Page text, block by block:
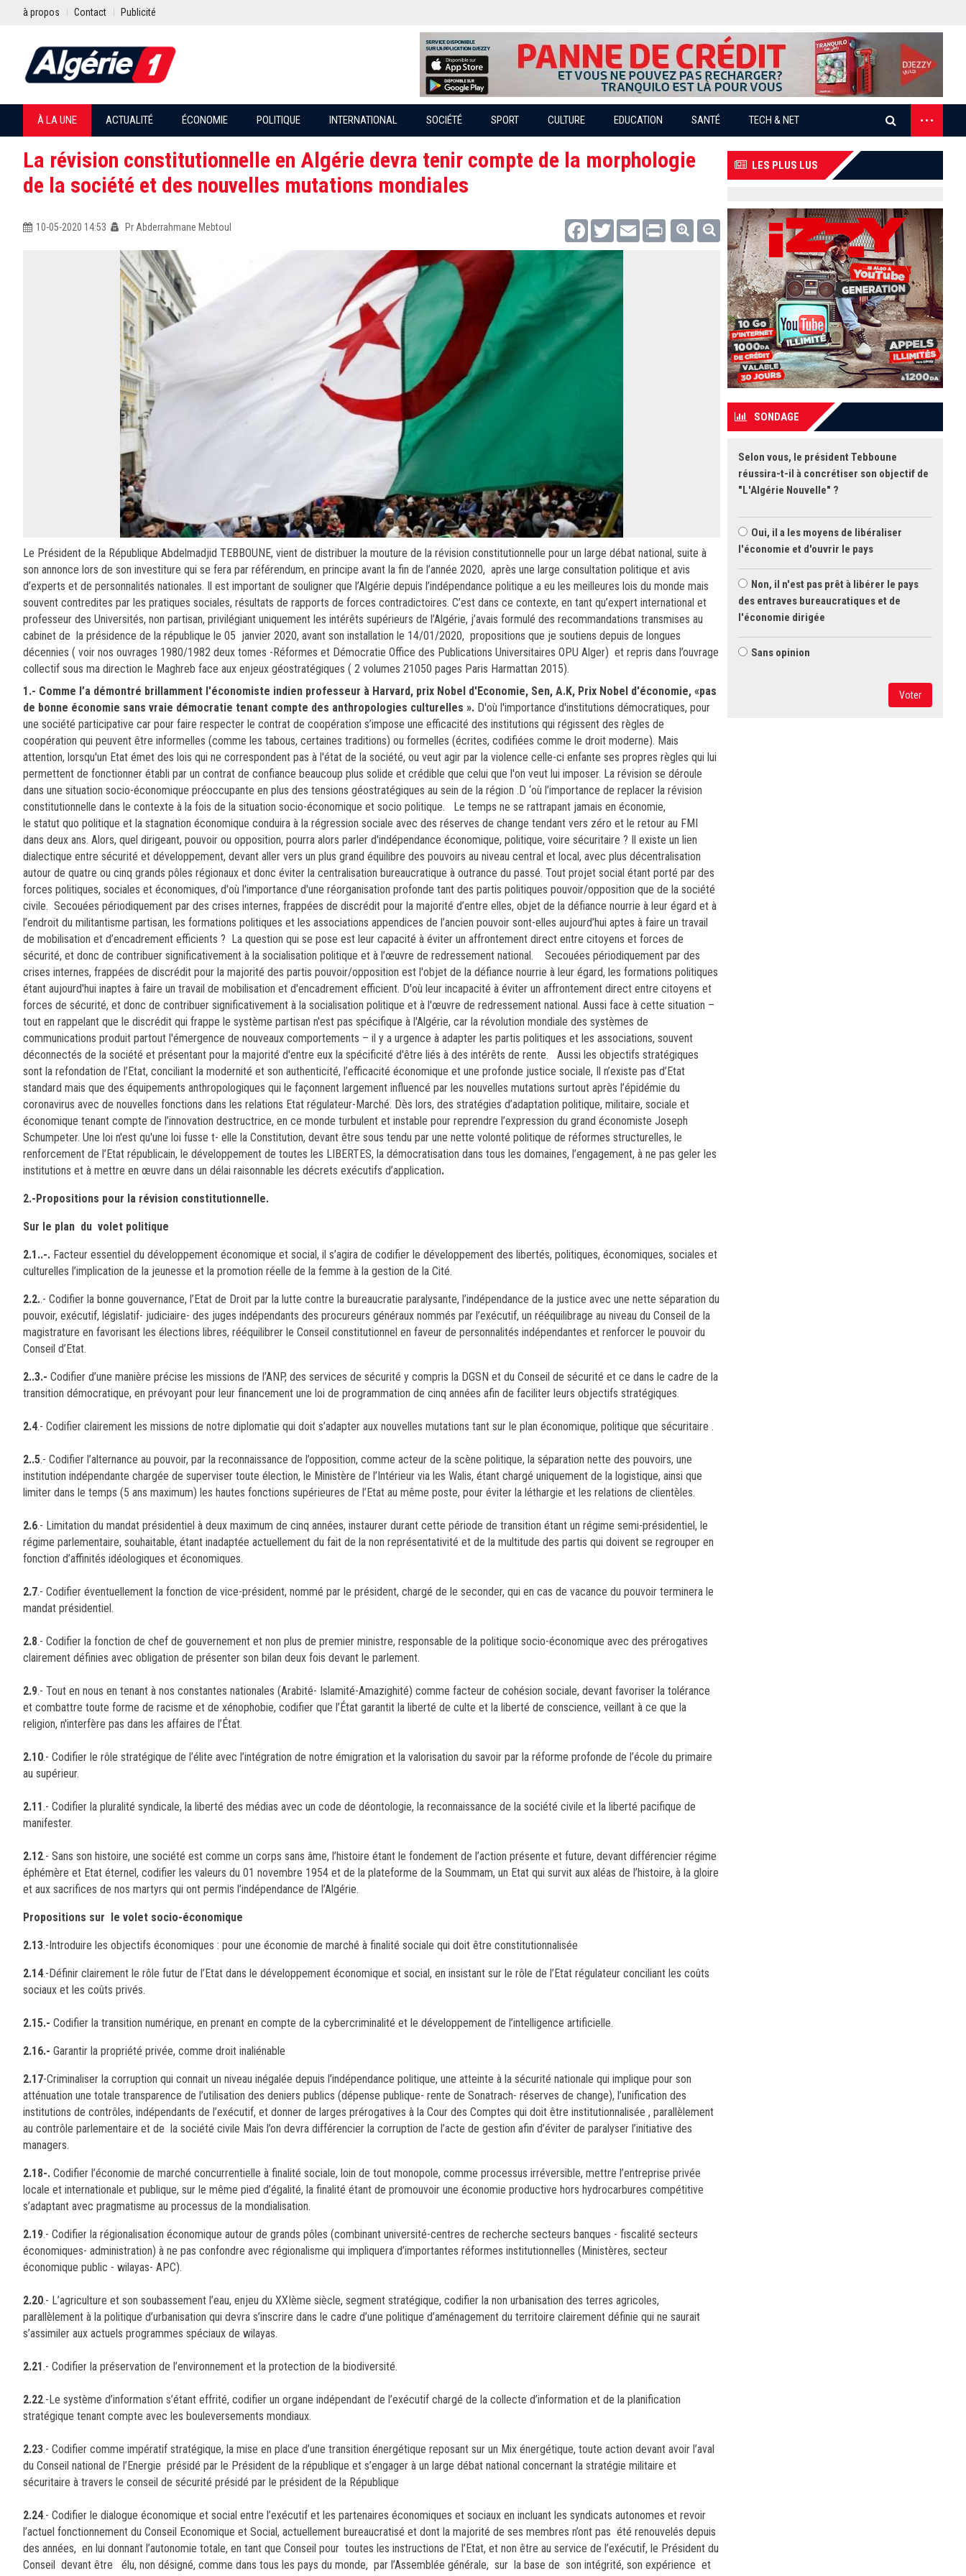
à propos Contact Publicité
À LA UNE ACTUALITÉ ÉCONOMIE POLITIQUE INTERNATIONAL SOCIÉTÉ SPORT CULTURE EDUCATION SANTÉ TECH & NET
...
La révision constitutionnelle en Algérie devra tenir compte de la morphologie
de la société et des nouvelles mutations mondiales
10-05-2020 14:53 Pr Abderrahmane Mebtoul FacebookTwitter Email Print
Le Président de la République Abdelmadjid TEBBOUNE, vient de distribuer la mouture de la révision constitutionnelle pour un large débat national, suite à
son annonce lors de son investiture qui se fera par référendum, en principe avant la fin de l’année 2020, après une large consultation politique et avis
d’experts et de personnalités nationales. Il est important de souligner que l’Algérie depuis l’indépendance politique a eu les meilleures lois du monde mais
souvent contredites par les pratiques sociales, résultats de rapports de forces contradictoires. C’est dans ce contexte, en tant qu’expert international et
professeur des Universités, non partisan, privilégiant uniquement les intérêts supérieurs de l’Algérie, j’avais formulé des recommandations transmises au
cabinet de la présidence de la république le 05 janvier 2020, avant son installation le 14/01/2020, propositions que je soutiens depuis de longues
décennies ( voir nos ouvrages 1980/1982 deux tomes -Réformes et Démocratie Office des Publications Universitaires OPU Alger) et repris dans l’ouvrage
collectif sous ma direction le Maghreb face aux enjeux géostratégiques ( 2 volumes 21050 pages Paris Harmattan 2015).
1.- Comme l’a démontré brillamment l'économiste indien professeur à Harvard, prix Nobel d'Economie, Sen, A.K, Prix Nobel d'économie, «pas
de bonne économie sans vraie démocratie tenant compte des anthropologies culturelles ». D'où l'importance d'institutions démocratiques, pour
une société participative car pour faire respecter le contrat de coopération s’impose une efficacité des institutions qui régissent des règles de
coopération qui peuvent être informelles (comme les tabous, certaines traditions) ou formelles (écrites, codifiées comme le droit moderne). Mais
attention, lorsqu'un Etat émet des lois qui ne correspondent pas à l'état de la société, ou veut agir par la violence celle-ci enfante ses propres règles qui lui
permettent de fonctionner établi par un contrat de confiance beaucoup plus solide et crédible que celui que l'on veut lui imposer. La révision se déroule
dans une situation socio-économique préoccupante en plus des tensions géostratégiques au sein de la région .D ‘où l’importance de replacer la révision
constitutionnelle dans le contexte à la fois de la situation socio-économique et socio politique. Le temps ne se rattrapant jamais en économie,
le statut quo politique et la stagnation économique conduira à la régression sociale avec des réserves de change tendant vers zéro et le retour au FMI
dans deux ans. Alors, quel dirigeant, pouvoir ou opposition, pourra alors parler d'indépendance économique, politique, voire sécuritaire ? Il existe un lien
dialectique entre sécurité et développement, devant aller vers un plus grand équilibre des pouvoirs au niveau central et local, avec plus décentralisation
autour de quatre ou cinq grands pôles régionaux et donc éviter la centralisation bureaucratique à outrance du passé. Tout projet social étant porté par des
forces politiques, sociales et économiques, d'où l'importance d'une réorganisation profonde tant des partis politiques pouvoir/opposition que de la société
civile. Secouées périodiquement par des crises internes, frappées de discrédit pour la majorité d’entre elles, objet de la défiance nourrie à leur égard et à
l’endroit du militantisme partisan, les formations politiques et les associations appendices de l’ancien pouvoir sont-elles aujourd’hui aptes à faire un travail
de mobilisation et d’encadrement efficients ? La question qui se pose est leur capacité à éviter un affrontement direct entre citoyens et forces de
sécurité, et donc de contribuer significativement à la socialisation politique et à l’œuvre de redressement national. Secouées périodiquement par des
crises internes, frappées de discrédit pour la majorité des partis pouvoir/opposition est l'objet de la défiance nourrie à leur égard, les formations politiques
étant aujourd'hui inaptes à faire un travail de mobilisation et d'encadrement efficient. D'où leur incapacité à éviter un affrontement direct entre citoyens et
forces de sécurité, et donc de contribuer significativement à la socialisation politique et à l'œuvre de redressement national. Aussi face à cette situation –
tout en rappelant que le discrédit qui frappe le système partisan n'est pas spécifique à l'Algérie, car la révolution mondiale des systèmes de
communications produit partout l'émergence de nouveaux comportements – il y a urgence à adapter les partis politiques et les associations, souvent
déconnectés de la société et présentant pour la majorité d'entre eux la spécificité d'être liés à des intérêts de rente.
Aussi les objectifs stratégiques
sont la refondation de l’Etat, conciliant la modernité et son authenticité, l’efficacité économique et une profonde justice sociale, Il n’existe pas d’Etat
standard mais que des équipements anthropologiques qui le façonnent largement influencé par les nouvelles mutations surtout après l’épidémie du
coronavirus avec de nouvelles fonctions dans les relations Etat régulateur-Marché. Dès lors, des stratégies d’adaptation politique, militaire, sociale et
économique tenant compte de l’innovation destructrice, en ce monde turbulent et instable pour reprendre l’expression du grand économiste Joseph
Schumpeter. Une loi n'est qu'une loi fusse t- elle la Constitution, devant être sous tendu par une nette volonté politique de réformes structurelles, le
renforcement de l’Etat républicain, le développement de toutes les LIBERTES, la démocratisation dans tous les domaines, l’engagement, à ne pas geler les
institutions et à mettre en œuvre dans un délai raisonnable les décrets exécutifs d’application.
2.-Propositions pour la révision constitutionnelle.
Sur le plan du volet politique
2.1..-. Facteur essentiel du développement économique et social, il s’agira de codifier le développement des libertés, politiques, économiques, sociales et
culturelles l’implication de la jeunesse et la promotion réelle de la femme à la gestion de la Cité.
2.2..- Codifier la bonne gouvernance, l’Etat de Droit par la lutte contre la bureaucratie paralysante, l’indépendance de la justice avec une nette séparation du
pouvoir, exécutif, législatif- judiciaire- des juges indépendants des procureurs généraux nommés par l’exécutif, un rééquilibrage au niveau du Conseil de la
magistrature en favorisant les élections libres, rééquilibrer le Conseil constitutionnel en faveur de personnalités indépendantes et renforcer le pouvoir du
Conseil d’Etat.
2..3.- Codifier d’une manière précise les missions de l’ANP, des services de sécurité y compris la DGSN et du Conseil de sécurité et ce dans le cadre de la
transition démocratique, en prévoyant pour leur financement une loi de programmation de cinq années afin de faciliter leurs objectifs stratégiques.
2.4.- Codifier clairement les missions de notre diplomatie qui doit s’adapter aux nouvelles mutations tant sur le plan économique, politique que sécuritaire .
2..5.- Codifier l’alternance au pouvoir, par la reconnaissance de l’opposition, comme acteur de la scène politique, la séparation nette des pouvoirs, une
institution indépendante chargée de superviser toute élection, le Ministère de l’Intérieur via les Walis, étant chargé uniquement de la logistique, ainsi que
limiter dans le temps (5 ans maximum) les hautes fonctions supérieures de l’Etat au même poste, pour éviter la léthargie et les relations de clientèles.
2.6.- Limitation du mandat présidentiel à deux maximum de cinq années, instaurer durant cette période de transition étant un régime semi-présidentiel, le
régime parlementaire, souhaitable, étant inadaptée actuellement du fait de la non représentativité et de la multitude des partis qui doivent se regrouper en
fonction d’affinités idéologiques et économiques.
2.7.- Codifier éventuellement la fonction de vice-président, nommé par le président, chargé de le seconder, qui en cas de vacance du pouvoir terminera le
mandat présidentiel.
2.8.- Codifier la fonction de chef de gouvernement et non plus de premier ministre, responsable de la politique socio-économique avec des prérogatives
clairement définies avec obligation de présenter son bilan deux fois devant le parlement.
2.9.- Tout en nous en tenant à nos constantes nationales (Arabité- Islamité-Amazighité) comme facteur de cohésion sociale, devant favoriser la tolérance
et combattre toute forme de racisme et de xénophobie, codifier que l’État garantit la liberté de culte et la liberté de conscience, veillant à ce que la
religion, n'interfère pas dans les affaires de l’État.
2.10.- Codifier le rôle stratégique de l’élite avec l’intégration de notre émigration et la valorisation du savoir par la réforme profonde de l’école du primaire
au supérieur.
2.11.- Codifier la pluralité syndicale, la liberté des médias avec un code de déontologie, la reconnaissance de la société civile et la liberté pacifique de
manifester.
2.12.- Sans son histoire, une société est comme un corps sans âme, l’histoire étant le fondement de l’action présente et future, devant différencier régime
éphémère et Etat éternel, codifier les valeurs du 01 novembre 1954 et de la plateforme de la Soummam, un Etat qui survit aux aléas de l’histoire, à la gloire
et aux sacrifices de nos martyrs qui ont permis l’indépendance de l’Algérie.
Propositions sur le volet socio-économique
2.13.-Introduire les objectifs économiques : pour une économie de marché à finalité sociale qui doit être constitutionnalisée
2.14.-Définir clairement le rôle futur de l’Etat dans le développement économique et social, en insistant sur le rôle de l’Etat régulateur conciliant les coûts
sociaux et les coûts privés.
2.15.- Codifier la transition numérique, en prenant en compte de la cybercriminalité et le développement de l’intelligence artificielle.
2.16.- Garantir la propriété privée, comme droit inaliénable
2.17-Criminaliser la corruption qui connait un niveau inégalée depuis l’indépendance politique, une atteinte à la sécurité nationale qui implique pour son
atténuation une totale transparence de l’utilisation des deniers publics (dépense publique- rente de Sonatrach- réserves de change), l’unification des
institutions de contrôles, indépendants de l’exécutif, et donner de larges prérogatives à la Cour des Comptes qui doit être institutionnalisée , parallèlement
au contrôle parlementaire et de la société civile Mais l’on devra différencier la corruption de l’acte de gestion afin d’éviter de paralyser l’initiative des
managers.
2.18-. Codifier l’économie de marché concurrentielle à finalité sociale, loin de tout monopole, comme processus irréversible, mettre l’entreprise privée
locale et internationale et publique, sur le même pied d’égalité, la finalité étant de promouvoir une économie productive hors hydrocarbures compétitive
s’adaptant avec pragmatisme au processus de la mondialisation.
2.19.- Codifier la régionalisation économique autour de grands pôles (combinant université-centres de recherche secteurs banques - fiscalité secteurs
économiques- administration) à ne pas confondre avec régionalisme qui impliquera d’importantes réformes institutionnelles (Ministères, secteur
économique public - wilayas- APC).
2.20.- L’agriculture et son soubassement l’eau, enjeu du XXIème siècle, segment stratégique, codifier la non urbanisation des terres agricoles,
parallèlement à la politique d’urbanisation qui devra s’inscrire dans le cadre d’une politique d’aménagement du territoire clairement définie qui ne saurait
s’assimiler aux actuels programmes spéciaux de wilayas.
2.21.- Codifier la préservation de l’environnement et la protection de la biodiversité.
2.22.-Le système d’information s’étant effrité, codifier un organe indépendant de l’exécutif chargé de la collecte d’information et de la planification
stratégique tenant compte avec les bouleversements mondiaux.
2.23.- Codifier comme impératif stratégique, la mise en place d’une transition énergétique reposant sur un Mix énergétique, toute action devant avoir l’aval
du Conseil national de l’Energie présidé par le Président de la république et s’engager à un large débat national concernant la stratégie militaire et
sécuritaire à travers le conseil de sécurité présidé par le président de la République
2.24.- Codifier le dialogue économique et social entre l’exécutif et les partenaires économiques et sociaux en incluant les syndicats autonomes et revoir
l’actuel fonctionnement du Conseil Economique et Social, actuellement bureaucratisé et dont la majorité de ses membres n’ont pas été renouvelés depuis
des années, en lui donnant l’autonomie totale, en tant que Conseil pour toutes les instructions de l’Etat, et non être au service de l’exécutif, le Président du
Conseil devant être élu, non désigné, comme dans tous les pays du monde, par l’Assemblée générale, sur la base de son intégrité, son expérience et
LES PLUS LUS
SONDAGE
Selon vous, le président Tebboune
réussira-t-il à concrétiser son objectif de
"L'Algérie Nouvelle" ?
Oui, il a les moyens de libéraliser
l'économie et d'ouvrir le pays
Non, il n'est pas prêt à libérer le pays
des entraves bureaucratiques et de
l'économie dirigée
Sans opinion
Voter